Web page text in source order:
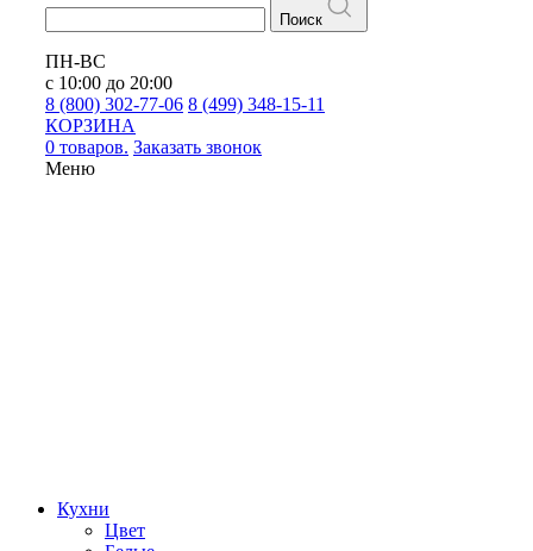
Поиск
ПН-ВС
с 10:00 до 20:00
8 (800) 302-77-06 8 (499) 348-15-11
КОРЗИНА
0 товаров. Заказать звонок
Меню
Кухни
Цвет